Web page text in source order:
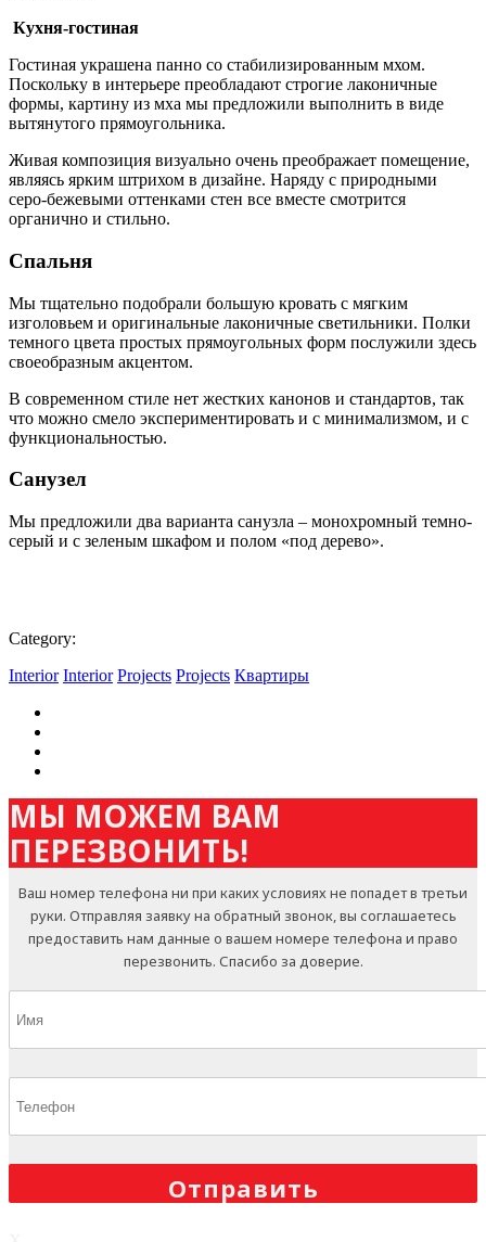
Кухня-гостиная
Гостиная украшена панно со стабилизированным мхом.
Поскольку в интерьере преобладают строгие лаконичные
формы, картину из мха мы предложили выполнить в виде
вытянутого прямоугольника.
Живая композиция визуально очень преображает помещение,
являясь ярким штрихом в дизайне. Наряду с природными
серо-бежевыми оттенками стен все вместе смотрится
органично и стильно.
Спальня
Мы тщательно подобрали большую кровать с мягким
изголовьем и оригинальные лаконичные светильники. Полки
темного цвета простых прямоугольных форм послужили здесь
своеобразным акцентом.
В современном стиле нет жестких канонов и стандартов, так
что можно смело экспериментировать и с минимализмом, и с
функциональностью.
Санузел
Мы предложили два варианта санузла – монохромный темно-
серый и с зеленым шкафом и полом «под дерево».
Category:
Interior Interior Projects Projects Квартиры
МЫ МОЖЕМ ВАМ
ПЕРЕЗВОНИТЬ!
Ваш номер телефона ни при каких условиях не попадет в третьи
руки. Отправляя заявку на обратный звонок, вы соглашаетесь
предоставить нам данные о вашем номере телефона и право
перезвонить. Спасибо за доверие.